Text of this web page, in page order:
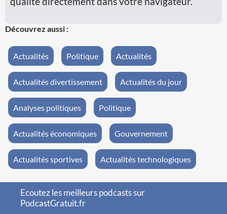
Découvrez aussi :
Actualités Politique Actualités
Actualités divertissement Actualités du jour
Analyses politiques Politique
Actualités économiques Gouvernement
Actualités sportives Actualités technologiques
Ecoutez les meilleurs podcasts sur
PodcastGratuit.fr